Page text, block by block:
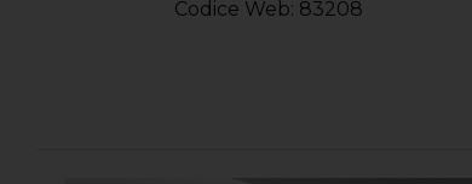
Codice Web: 83208